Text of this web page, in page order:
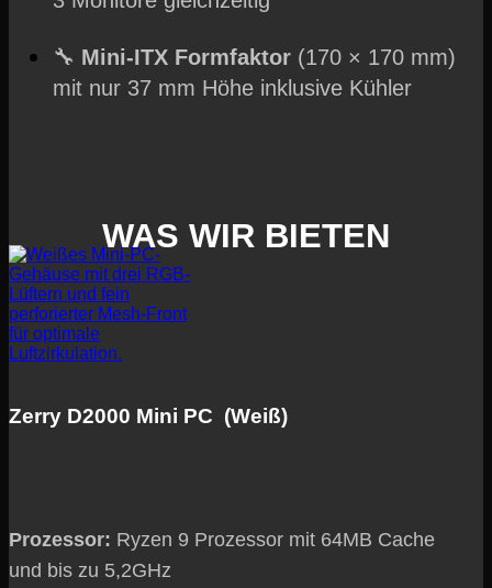
🔧 Mini-ITX Formfaktor (170 × 170 mm)
mit nur 37 mm Höhe inklusive Kühler
WAS WIR BIETEN
Zerry D2000 Mini PC (Weiß)
Prozessor: Ryzen 9 Prozessor mit 64MB Cache
und bis zu 5,2GHz